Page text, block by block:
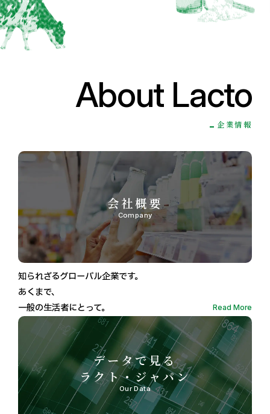
About Lacto
企業情報
会社概要
Company
知られざるグローバル企業です。
あくまで、
一般の生活者にとって。
Read More
データで見る
ラクト・ジャパン
Our Data